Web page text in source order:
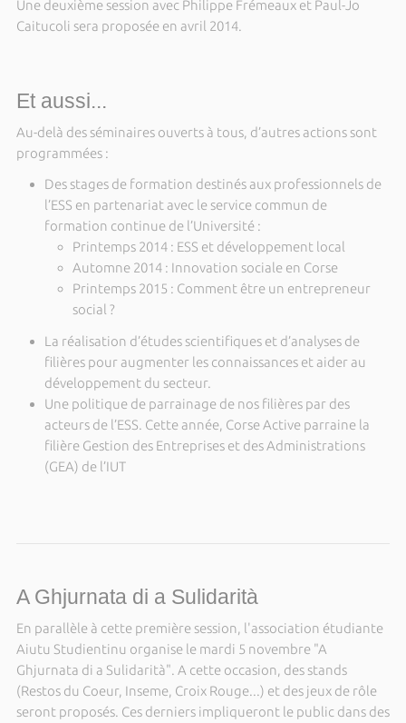
Une deuxième session avec Philippe Frémeaux et Paul-Jo
Caitucoli sera proposée en avril 2014.
Et aussi...
Au-delà des séminaires ouverts à tous, d’autres actions sont
programmées :
Des stages de formation destinés aux professionnels de
l’ESS en partenariat avec le service commun de
formation continue de l’Université :
Printemps 2014 : ESS et développement local
Automne 2014 : Innovation sociale en Corse
Printemps 2015 : Comment être un entrepreneur
social ?
La réalisation d’études scientifiques et d’analyses de
filières pour augmenter les connaissances et aider au
développement du secteur.
Une politique de parrainage de nos filières par des
acteurs de l’ESS. Cette année, Corse Active parraine la
filière Gestion des Entreprises et des Administrations
(GEA) de l’IUT
A Ghjurnata di a Sulidarità
En parallèle à cette première session, l'association étudiante
Aiutu Studientinu organise le mardi 5 novembre "A
Ghjurnata di a Sulidarità". A cette occasion, des stands
(Restos du Coeur, Inseme, Croix Rouge...) et des jeux de rôle
seront proposés. Ces derniers impliqueront le public dans des